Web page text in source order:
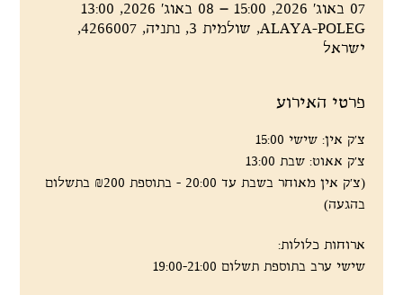
07 באוג׳ 2026, 15:00 – 08 באוג׳ 2026, 13:00
ALAYA-POLEG, שולמית 3, נתניה, 4266007,
ישראל
פרטי האירוע
צ'ק אין: שישי 15:00
צ'ק אאוט: שבת 13:00
(צ'ק אין מאוחר בשבת עד 20:00 - בתוספת ₪200 בתשלום
בהגעה)
ארוחות כלולות:
שישי ערב בתוספת תשלום 19:00-21:00